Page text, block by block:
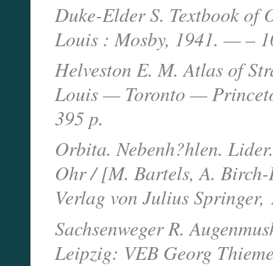
Duke-Elder S. Textbook of
Louis : Mosby, 1941. — –
Helveston E. M. Atlas of
Louis — Toronto —
395 p.
Orbita. Nebenh?hlen.
Ohr / [M. Bartels, A.
Verlag von Julius
Sachsenweger R.
Leipzig: VEB Georg